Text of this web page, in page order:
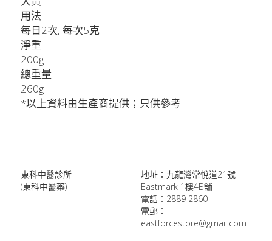
用法
每日2次, 每次5克
淨重
200g
總重量
260g
*以上資料由生產商提供；只供參考
東科中醫診所
(東科中醫藥)
地址：九龍灣常悅道21號
Eastmark 1樓4B舖
電話：2889 2860
電郵：
eastforcestore@gmail.com